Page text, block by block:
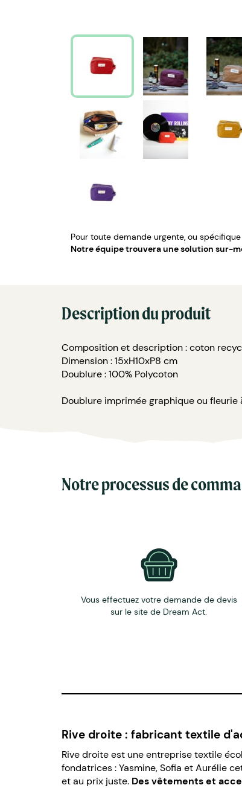
Pour toute demande urgente, ou
Notre équipe trouvera une solution sur-
Description du produit
Composition et description : coton
Dimension : 15xH10xP8 cm
Doublure : 100% Polycoton
Doublure imprimée graphique ou fleurie
Notre processus de
Vous effectuez votre demande de devis
sur le site de Dream Act.
Rive droite : fabricant textile
Rive droite est une entreprise textile
fondatrices :Yasmine, Sofia et Aurélie
et au prix juste. Des vêtements et